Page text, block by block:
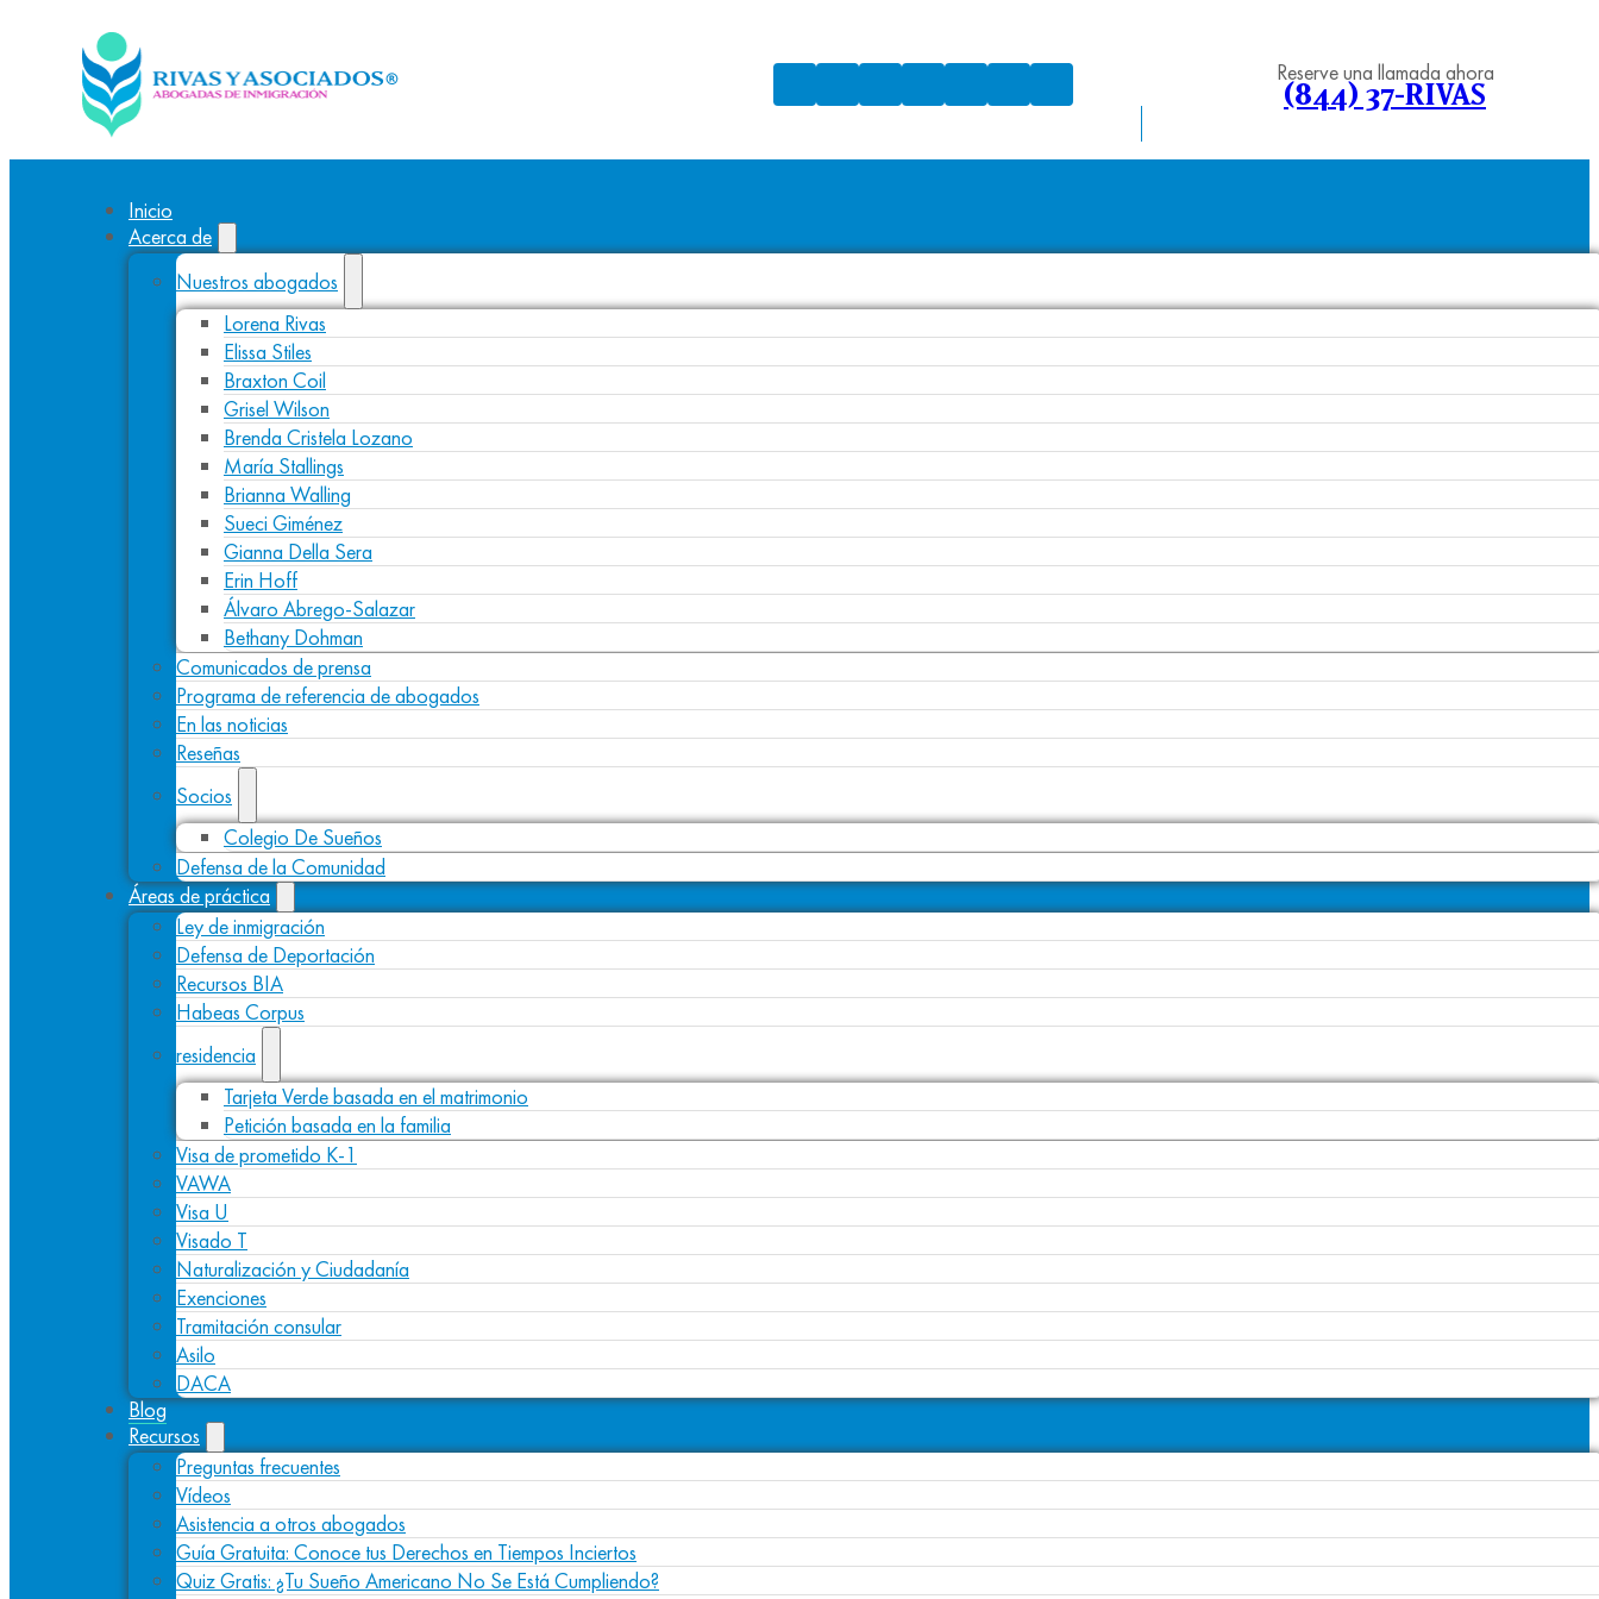
Reserve una llamada ahora
(844) 37-RIVAS
Inicio
Acerca de
Nuestros abogados
Lorena Rivas
Elissa Stiles
Braxton Coil
Grisel Wilson
Brenda Cristela Lozano
María Stallings
Brianna Walling
Sueci Giménez
Gianna Della Sera
Erin Hoff
Álvaro Abrego-Salazar
Bethany Dohman
Comunicados de prensa
Programa de referencia de abogados
En las noticias
Reseñas
Socios
Colegio De Sueños
Defensa de la Comunidad
Áreas de práctica
Ley de inmigración
Defensa de Deportación
Recursos BIA
Habeas Corpus
residencia
Tarjeta Verde basada en el matrimonio
Petición basada en la familia
Visa de prometido K-1
VAWA
Visa U
Visado T
Naturalización y Ciudadanía
Exenciones
Tramitación consular
Asilo
DACA
Blog
Recursos
Preguntas frecuentes
Vídeos
Asistencia a otros abogados
Guía Gratuita: Conoce tus Derechos en Tiempos Inciertos
Quiz Gratis: ¿Tu Sueño Americano No Se Está Cumpliendo?